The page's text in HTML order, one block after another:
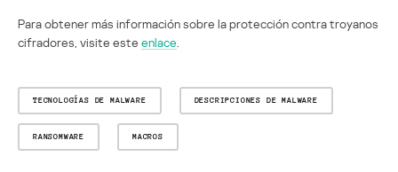
Para obtener más información sobre la protección contra troyanos
cifradores, visite este enlace
TECNOLOGÍAS DE MALWARE DESCRIPCIONES DE MALWARE
RANSOMWARE MACROS